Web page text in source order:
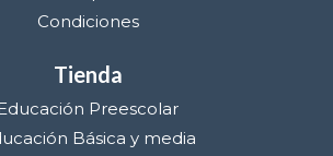
Condiciones
Tienda
Preescolar
Básica y media